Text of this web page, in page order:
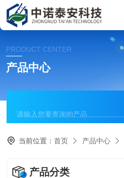
PRODUCT CENTER
产品中心
当前位置：首页 产品中心
产品分类